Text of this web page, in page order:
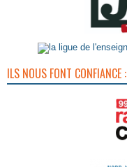
ILS NOUS FONT CONFIANCE :